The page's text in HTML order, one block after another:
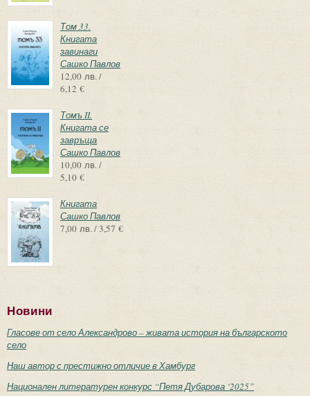
Том 33.
Книгата
завинаги
Сашко Павлов
12,00 лв. /
6,12 €
Томъ II.
Книгата се
завръща
Сашко Павлов
10,00 лв. /
5,10 €
Книгата
Сашко Павлов
7,00 лв. / 3,57 €
Новини
Гласове от село Александрово – живата история на българското
село
Наш автор с престижно отличие в Хамбург
Национален литературен конкурс “Петя Дубарова ‘2025”